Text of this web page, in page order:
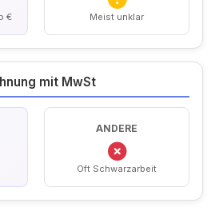
€ Meist unklar
mit MwSt
ANDERE
Oft Schwarzarbeit